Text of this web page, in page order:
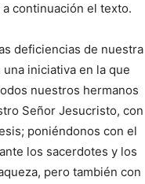
continuación el texto.
deficiencias de nuestra
iniciativa en la que
nuestros hermanos
Señor Jesucristo, con
poniéndonos con el
los sacerdotes y los
pero también con